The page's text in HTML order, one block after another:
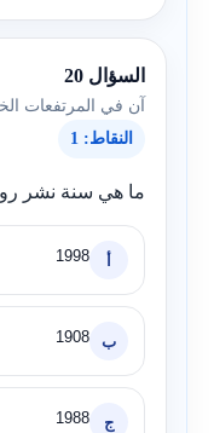
السؤال 20
آن في المرتفعات
النقاط: 1
ما هي سنة نشر
أ 1998
ب 1908
ج 1988